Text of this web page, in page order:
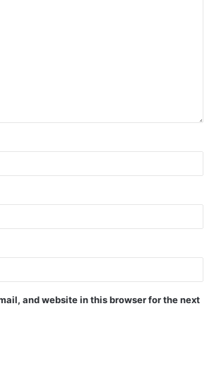
and website in this browser for the next